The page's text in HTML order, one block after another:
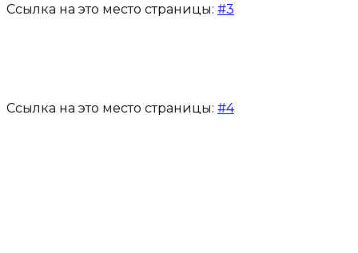
Ссылка на это место страницы: #3
Ссылка на это место страницы: #4